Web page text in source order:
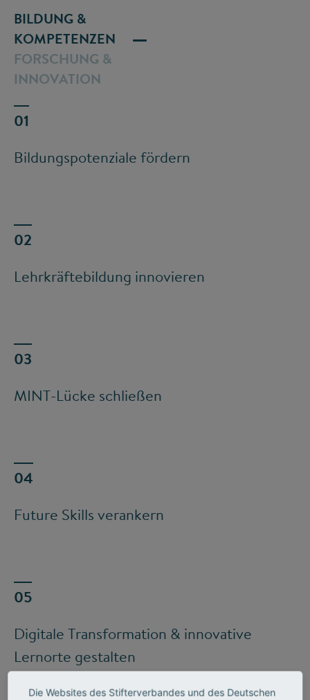
BILDUNG &
KOMPETENZEN
Bildungspotenziale fördern
Lehrkräftebildung innovieren
MINT-Lücke schließen
Future Skills verankern
Digitale Transformation & innovative
Lernorte gestalten
FORSCHUNG &
INNOVATION
Die Websites des Stifterverbandes und des Deutschen